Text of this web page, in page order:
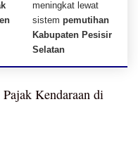
meningkat lewat
sistem pemutihan
Kabupaten Pesisir
Selatan
Kendaraan di